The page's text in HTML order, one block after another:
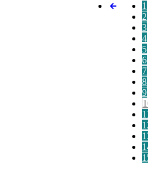
1
2
3
4
5
6
7
8
9